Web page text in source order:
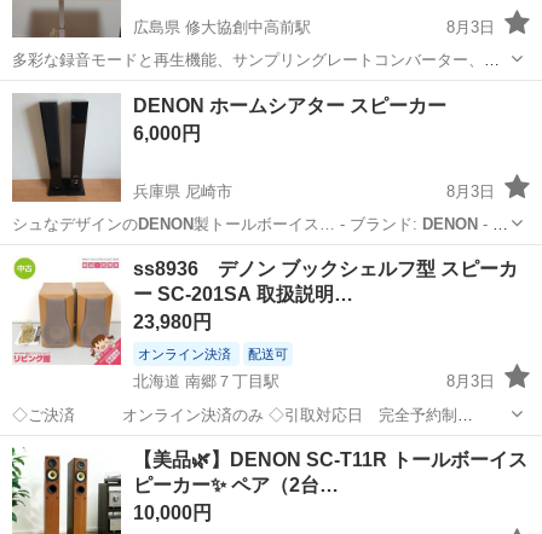
広島県 修大協創中高前駅
8月3日
多彩な録音モードと再生機能、サンプリングレートコンバーター、テ
キスト入力と表示機能、豊富なデジタル入力端子が特徴のちょっとマ
ニアックなデッキ サイズ （幅）434（高）100.5（奥行）285
広島 広島市 オーディオ
DENON ホームシアター スピーカー
6,000円
兵庫県 尼崎市
8月3日
シュなデザインのDENON製トールボーイス… - ブランド: DENON - タ
イプ: … C-T11SGDENONSC-T11S…
兵庫 尼崎市 オーディオ
ss8936 デノン ブックシェルフ型 スピーカ
ー SC-201SA 取扱説明…
23,980円
オンライン決済 配送可
北海道 南郷７丁目駅
8月3日
◇ご決済 オンライン決済のみ ◇引取対応日 完全予約制
ご注文後メッセージにて日程相談 ◇対応時間 月曜
日 13:00～17:30 火～金 10:30～17:30 ...
北海道 南郷７丁目駅
【美品🌿‬】DENON SC-T11R トールボーイス
ピーカー✨️ ペア（2台…
10,000円